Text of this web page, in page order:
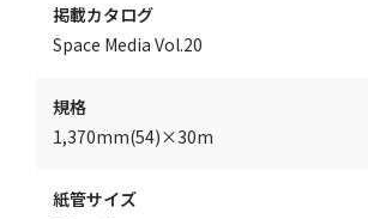
掲載カタログ
Space Media Vol.20
規格
1,370mm(54)×30m
紙管サイズ